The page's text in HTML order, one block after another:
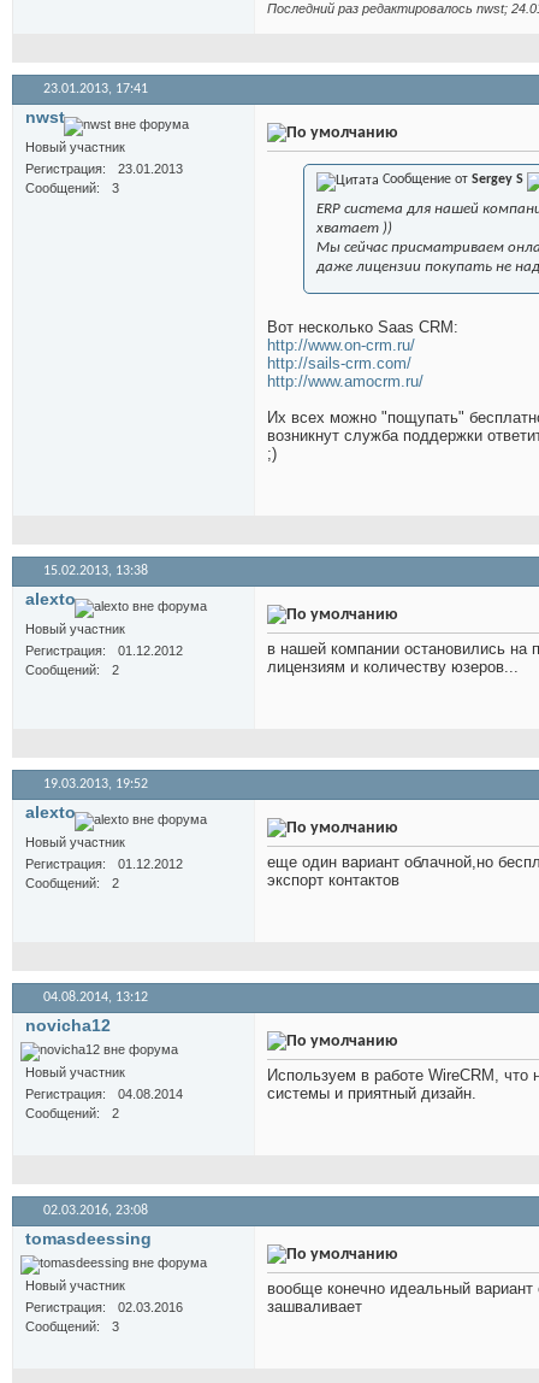
Последний раз редактировалось nwst;
23.01.2013, 17:41
nwst
Новый участник
Регистрация
23.01.2013
Сообщений
3
Сообщение от Sergey S
ERP система для нашей
хватает ))
Мы сейчас присматриваем
даже лицензии покупать не
Вот несколько Saas CRM:
http://www.on-crm.ru/
http://sails-crm.com/
http://www.amocrm.ru/
Их всех можно "пощупать"
возникнут служба поддержки
;)
15.02.2013, 13:38
alexto
Новый участник
Регистрация
01.12.2012
Сообщений
2
в нашей компании остановились на
лицензиям и количеству юзеров...
19.03.2013, 19:52
alexto
Новый участник
Регистрация
01.12.2012
Сообщений
2
еще один вариант облачной,но
экспорт контактов
04.08.2014, 13:12
novicha12
Новый участник
Регистрация
04.08.2014
Сообщений
2
Используем в работе WireCRM, что
системы и приятный дизайн.
02.03.2016, 23:08
tomasdeessing
Новый участник
Регистрация
02.03.2016
Сообщений
3
вообще конечно идеальный вариант
зашваливает